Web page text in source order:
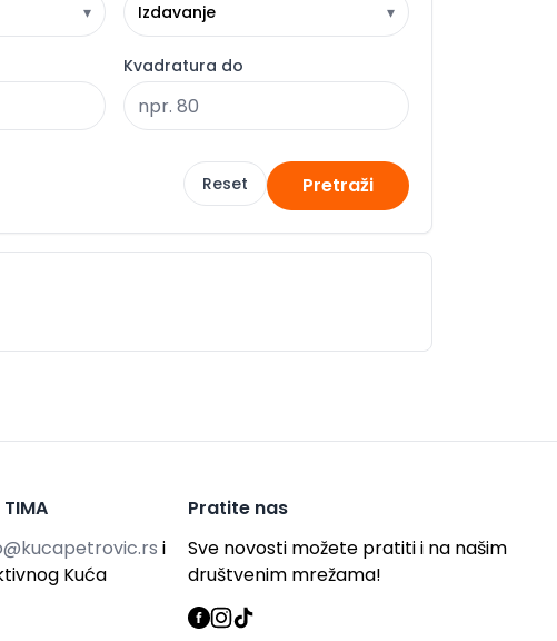
▾
Izdavanje
▾
Kvadratura do
Reset Pretraži
TIMA
i
Kuća
Pratite nas
Sve novosti možete pratiti i na našim
društvenim mrežama!